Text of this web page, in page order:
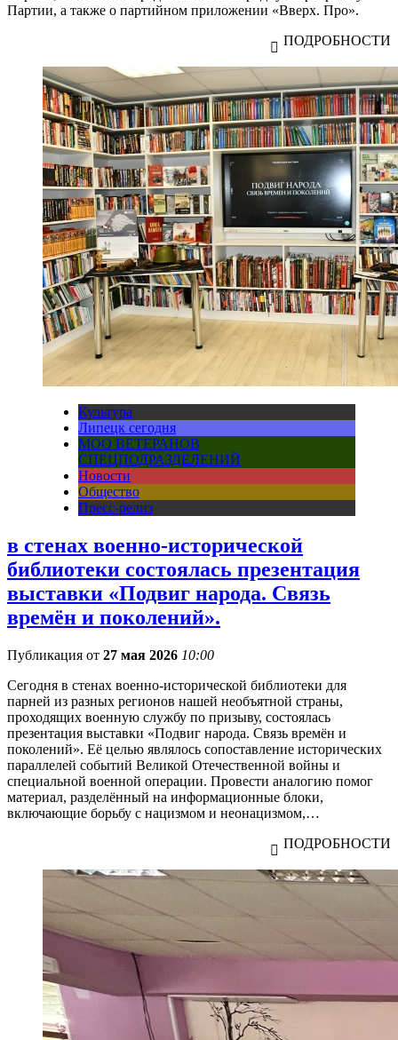
Партии, а также о партийном приложении «Вверх. Про».
ПОДРОБНОСТИ
Культура
Липецк сегодня
МОО ВЕТЕРАНОВ
СПЕЦПОДРАЗДЕЛЕНИЙ
Новости
Общество
Пресс-релиз
в стенах военно-исторической
библиотеки состоялась презентация
выставки «Подвиг народа. Связь
времён и поколений».
Публикация от 27 мая 2026 10:00
Сегодня в стенах военно-исторической библиотеки для
парней из разных регионов нашей необъятной страны,
проходящих военную службу по призыву, состоялась
презентация выставки «Подвиг народа. Связь времён и
поколений». Её целью являлось сопоставление исторических
параллелей событий Великой Отечественной войны и
специальной военной операции. Провести аналогию помог
материал, разделённый на информационные блоки,
включающие борьбу с нацизмом и неонацизмом,…
ПОДРОБНОСТИ